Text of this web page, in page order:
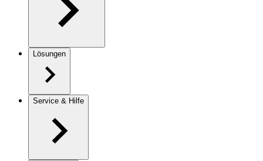
Lösungen
Service & Hilfe